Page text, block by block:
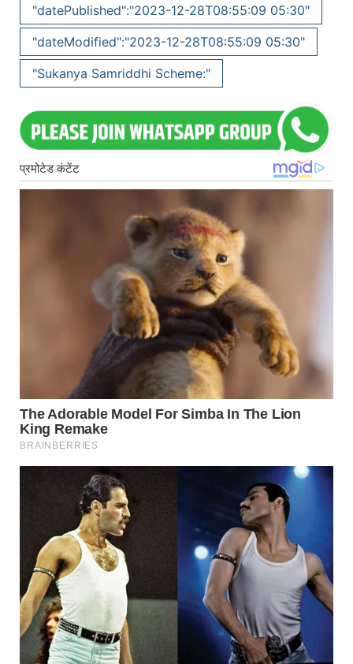
"datePublished":"2023-12-28T08:55:09 05:30"
"dateModified":"2023-12-28T08:55:09 05:30"
"Sukanya Samriddhi Scheme:"